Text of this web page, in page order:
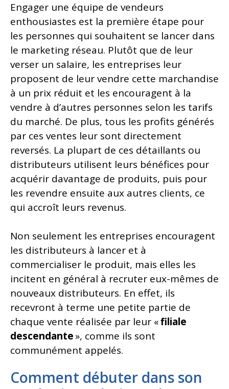
Engager une équipe de vendeurs
enthousiastes est la première étape pour
les personnes qui souhaitent se lancer dans
le marketing réseau. Plutôt que de leur
verser un salaire, les entreprises leur
proposent de leur vendre cette marchandise
à un prix réduit et les encouragent à la
vendre à d’autres personnes selon les tarifs
du marché. De plus, tous les profits générés
par ces ventes leur sont directement
reversés. La plupart de ces détaillants ou
distributeurs utilisent leurs bénéfices pour
acquérir davantage de produits, puis pour
les revendre ensuite aux autres clients, ce
qui accroît leurs revenus.
Non seulement les entreprises encouragent
les distributeurs à lancer et à
commercialiser le produit, mais elles les
incitent en général à recruter eux-mêmes de
nouveaux distributeurs. En effet, ils
recevront à terme une petite partie de
chaque vente réalisée par leur «filiale
descendante», comme ils sont
communément appelés.
Comment débuter dans son